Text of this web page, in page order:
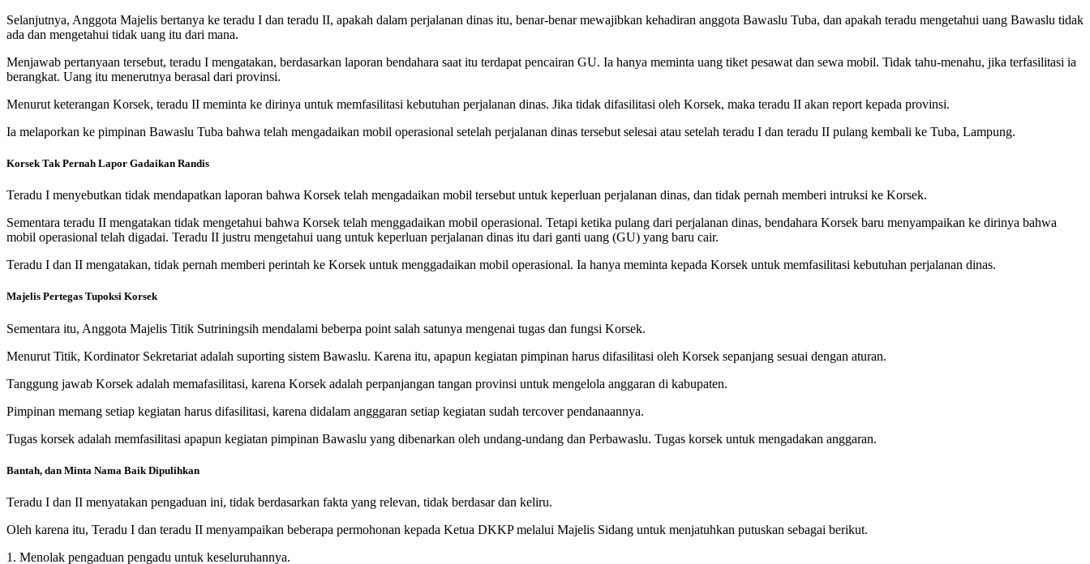
Selanjutnya, Anggota Majelis bertanya ke teradu I dan teradu II, apakah dalam perjalanan dinas itu, benar-benar mewajibkan kehadiran anggota Bawaslu Tuba, dan apakah teradu mengetahui uang Bawaslu tidak
ada dan mengetahui tidak uang itu dari mana.
Menjawab pertanyaan tersebut, teradu I mengatakan, berdasarkan laporan bendahara saat itu terdapat pencairan GU. Ia hanya meminta uang tiket pesawat dan sewa mobil. Tidak tahu-menahu, jika terfasilitasi ia
berangkat. Uang itu menerutnya berasal dari provinsi.
Menurut keterangan Korsek, teradu II meminta ke dirinya untuk memfasilitasi kebutuhan perjalanan dinas. Jika tidak difasilitasi oleh Korsek, maka teradu II akan report kepada provinsi.
Ia melaporkan ke pimpinan Bawaslu Tuba bahwa telah mengadaikan mobil operasional setelah perjalanan dinas tersebut selesai atau setelah teradu I dan teradu II pulang kembali ke Tuba, Lampung.
Korsek Tak Pernah Lapor Gadaikan Randis
Teradu I menyebutkan tidak mendapatkan laporan bahwa Korsek telah mengadaikan mobil tersebut untuk keperluan perjalanan dinas, dan tidak pernah memberi intruksi ke Korsek.
Sementara teradu II mengatakan tidak mengetahui bahwa Korsek telah menggadaikan mobil operasional. Tetapi ketika pulang dari perjalanan dinas, bendahara Korsek baru menyampaikan ke dirinya bahwa
mobil operasional telah digadai. Teradu II justru mengetahui uang untuk keperluan perjalanan dinas itu dari ganti uang (GU) yang baru cair.
Teradu I dan II mengatakan, tidak pernah memberi perintah ke Korsek untuk menggadaikan mobil operasional. Ia hanya meminta kepada Korsek untuk memfasilitasi kebutuhan perjalanan dinas.
Majelis Pertegas Tupoksi Korsek
Sementara itu, Anggota Majelis Titik Sutriningsih mendalami beberpa point salah satunya mengenai tugas dan fungsi Korsek.
Menurut Titik, Kordinator Sekretariat adalah suporting sistem Bawaslu. Karena itu, apapun kegiatan pimpinan harus difasilitasi oleh Korsek sepanjang sesuai dengan aturan.
Tanggung jawab Korsek adalah memafasilitasi, karena Korsek adalah perpanjangan tangan provinsi untuk mengelola anggaran di kabupaten.
Pimpinan memang setiap kegiatan harus difasilitasi, karena didalam angggaran setiap kegiatan sudah tercover pendanaannya.
Tugas korsek adalah memfasilitasi apapun kegiatan pimpinan Bawaslu yang dibenarkan oleh undang-undang dan Perbawaslu. Tugas korsek untuk mengadakan anggaran.
Bantah, dan Minta Nama Baik Dipulihkan
Teradu I dan II menyatakan pengaduan ini, tidak berdasarkan fakta yang relevan, tidak berdasar dan keliru.
Oleh karena itu, Teradu I dan teradu II menyampaikan beberapa permohonan kepada Ketua DKKP melalui Majelis Sidang untuk menjatuhkan putuskan sebagai berikut.
1. Menolak pengaduan pengadu untuk keseluruhannya.